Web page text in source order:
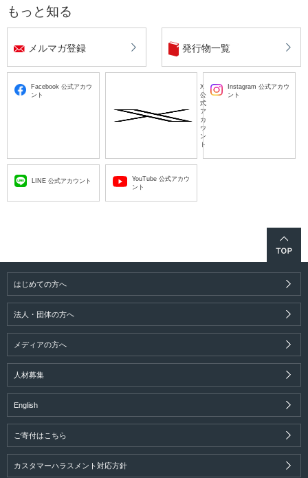
もっと知る
メルマガ登録 発行物一覧
Facebook 公式アカウ
ント
X
公
式
ア
カ
ウ
ン
ト
Instagram 公式アカウ
ント
LINE 公式アカウント
YouTube 公式アカウ
ント
はじめての方へ
法人・団体の方へ
メディアの方へ
人材募集
English
ご寄付はこちら
カスタマーハラスメント対応方針